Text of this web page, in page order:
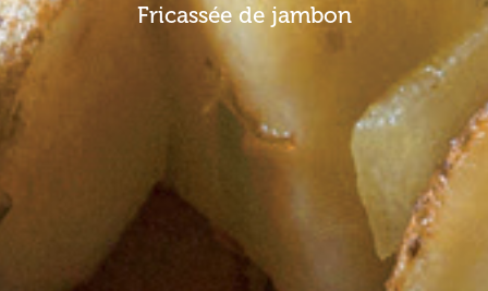
Fricassée de jambon